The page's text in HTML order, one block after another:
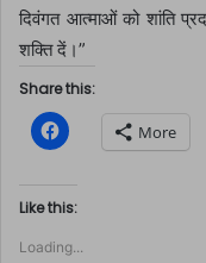
दिवंगत आत्माओं को शांति
शक्ति दें।”
Share this:
C
l
k
t
o
h
More
Like this:
Loading...